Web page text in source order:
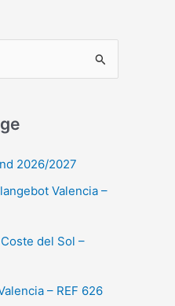
2026/2027
Valencia –
del Sol –
– REF 626